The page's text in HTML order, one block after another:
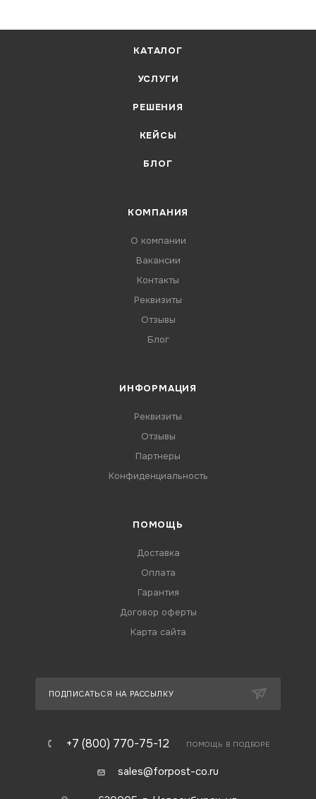
КАТАЛОГ
УСЛУГИ
РЕШЕНИЯ
КЕЙСЫ
БЛОГ
КОМПАНИЯ
О компании
Вакансии
Контакты
Реквизиты
Отзывы
Блог
ИНФОРМАЦИЯ
Реквизиты
Отзывы
Партнеры
Конфиденциальность
ПОМОЩЬ
Доставка
Оплата
Гарантия
Договор оферты
Карта сайта
ПОДПИСАТЬСЯ НА РАССЫЛКУ
+7 (800) 770-75-12 ПОМОЩЬ В ПОДБОРЕ
sales@forpost-co.ru